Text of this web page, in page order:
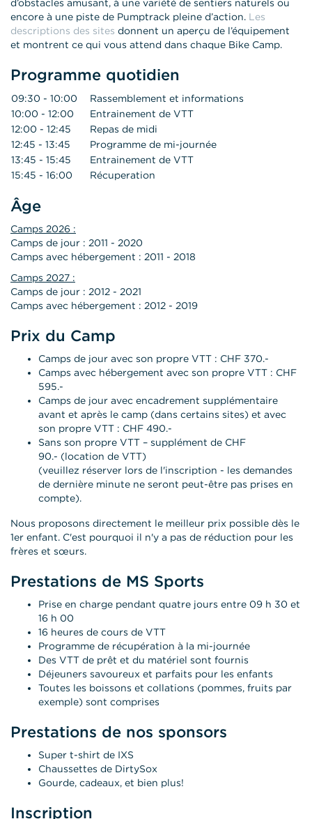
d’obstacles amusant, à une variété de sentiers naturels ou
encore à une piste de Pumptrack pleine d’action. Les
descriptions des sites donnent un aperçu de l’équipement
et montrent ce qui vous attend dans chaque Bike Camp.
Programme quotidien
09:30 - 10:00
Rassemblement et informations
10:00 - 12:00
Entrainement de VTT
12:00 - 12:45
Repas de midi
12:45 - 13:45
Programme de mi-journée
13:45 - 15:45
Entrainement de VTT
15:45 - 16:00
Récuperation
Âge
Camps 2026 :
Camps de jour : 2011 - 2020
Camps avec hébergement : 2011 - 2018
Camps 2027 :
Camps de jour : 2012 - 2021
Camps avec hébergement : 2012 - 2019
Prix du Camp
Camps de jour avec son propre VTT : CHF 370.-
Camps avec hébergement avec son propre VTT : CHF
595.-
Camps de jour avec encadrement supplémentaire
avant et après le camp (dans certains sites) et avec
son propre VTT : CHF 490.-
Sans son propre VTT – supplément de CHF
90.- (location de VTT)
(veuillez réserver lors de l'inscription - les demandes
de dernière minute ne seront peut-être pas prises en
compte).
Nous proposons directement le meilleur prix possible dès le
1er enfant. C'est pourquoi il n'y a pas de réduction pour les
frères et sœurs.
Prestations de MS Sports
Prise en charge pendant quatre jours entre 09 h 30 et
16 h 00
16 heures de cours de VTT
Programme de récupération à la mi-journée
Des VTT de prêt et du matériel sont fournis
Déjeuners savoureux et parfaits pour les enfants
Toutes les boissons et collations (pommes, fruits par
exemple) sont comprises
Prestations de nos sponsors
Super t-shirt de IXS
Chaussettes de DirtySox
Gourde, cadeaux, et bien plus!
Inscription